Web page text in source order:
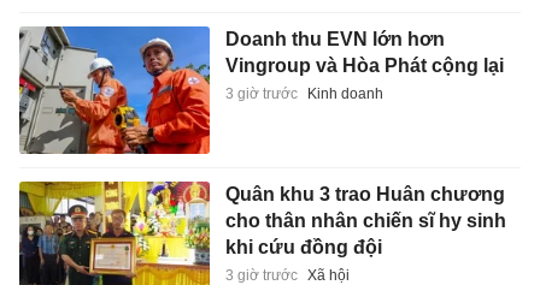
Doanh thu EVN lớn hơn
Vingroup và Hòa Phát cộng lại
3 giờ trước Kinh doanh
Quân khu 3 trao Huân chương
cho thân nhân chiến sĩ hy sinh
khi cứu đồng đội
3 giờ trước Xã hội